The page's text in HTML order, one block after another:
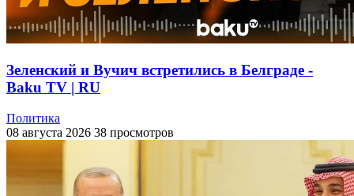
Зеленский и Вучич встретились в Белграде -
Baku TV | RU
Политика
08 августа 2026 38 просмотров